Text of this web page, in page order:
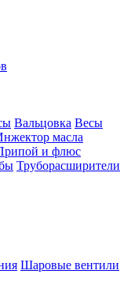
Вальцовка Весы
масла
и флюс
Труборасширители
Шаровые вентили